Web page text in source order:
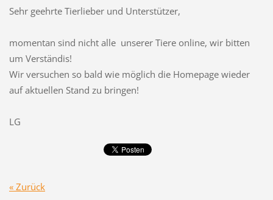
Sehr geehrte Tierlieber und Unterstützer,
momentan sind nicht alle unserer Tiere online, wir bitten
um Verständis!
Wir versuchen so bald wie möglich die Homepage wieder
auf aktuellen Stand zu bringen!
LG
« Zurück